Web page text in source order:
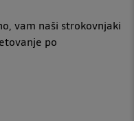
vam naši strokovnjaki
po